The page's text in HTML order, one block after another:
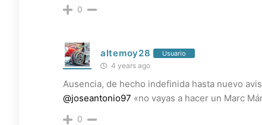
0
altemoy28 Usuario
4 years ago
Ausencia, de hecho indefinida hasta nuevo
@joseantonio97 «no vayas a hacer un Marc
0